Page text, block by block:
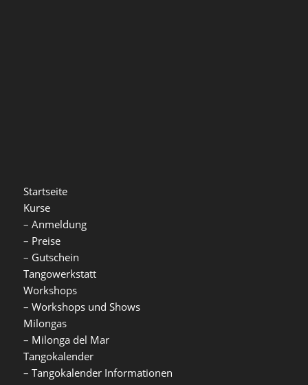
Startseite
Kurse
– Anmeldung
– Preise
– Gutschein
Tangowerkstatt
Workshops
– Workshops und Shows
Milongas
– Milonga del Mar
Tangokalender
– Tangokalender Informationen